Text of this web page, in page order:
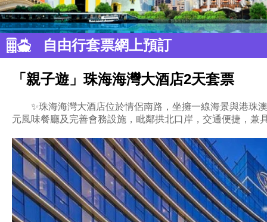
自由行套票網上預訂
「親子遊」珠海海灣大酒店2天套票
✨珠海海灣大酒店位於情侶南路，坐擁一線海景與港珠
元風味餐廳及完善會務設施，毗鄰拱北口岸，交通便捷，